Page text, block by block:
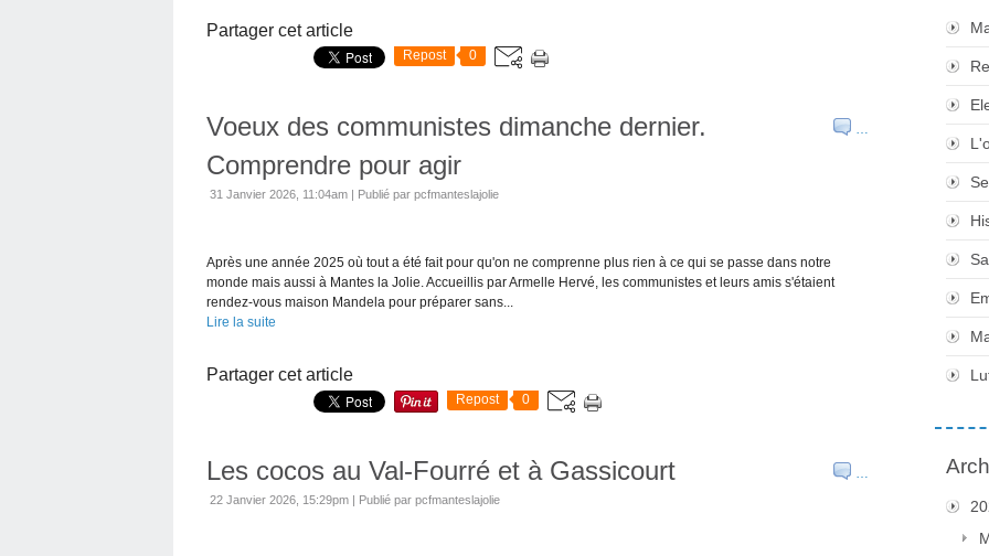
Partager cet article
Repost 0
…
Voeux des communistes dimanche dernier.
Comprendre pour agir
31 Janvier 2026, 11:04am | Publié par pcfmanteslajolie
Après une année 2025 où tout a été fait pour qu'on ne comprenne plus rien à ce qui se passe dans notre
monde mais aussi à Mantes la Jolie. Accueillis par Armelle Hervé, les communistes et leurs amis s'étaient
rendez-vous maison Mandela pour préparer sans...
Lire la suite
Partager cet article
Repost 0
…
Les cocos au Val-Fourré et à Gassicourt
22 Janvier 2026, 15:29pm | Publié par pcfmanteslajolie